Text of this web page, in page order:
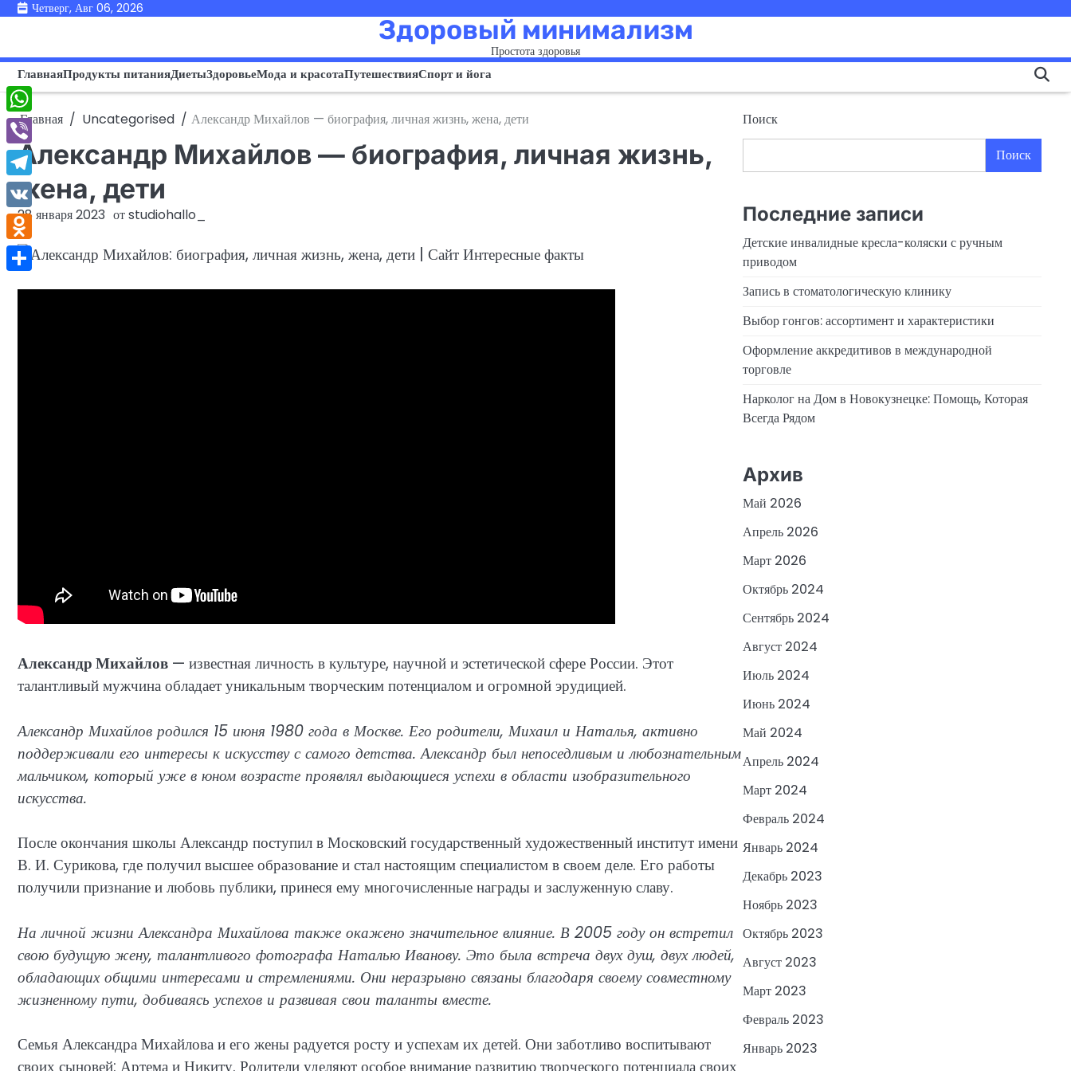
ПерейтиЧетверг, Авг 06, 2026
Здоровый минимализм
Простота здоровья
ГлавнаяПродукты питанияДиетыЗдоровьеМода и красотаПутешествияСпорт и йога
Главная Uncategorised Александр Михайлов — биография, личная жизнь, жена, дети
Александр Михайлов — биография, личная жизнь,
жена, дети
28 января 2023 отstudiohallo_
Александр Михайлов — известная личность в культуре, научной и эстетической сфере России. Этот
талантливый мужчина обладает уникальным творческим потенциалом и огромной эрудицией.
Александр Михайлов родился 15 июня 1980 года в Москве. Его родители, Михаил и Наталья, активно
поддерживали его интересы к искусству с самого детства. Александр был непоседливым и любознательным
мальчиком, который уже в юном возрасте проявлял выдающиеся успехи в области изобразительного
искусства.
После окончания школы Александр поступил в Московский государственный художественный институт имени
В. И. Сурикова, где получил высшее образование и стал настоящим специалистом в своем деле. Его работы
получили признание и любовь публики, принеся ему многочисленные награды и заслуженную славу.
На личной жизни Александра Михайлова также окажено значительное влияние. В 2005 году он встретил
свою будущую жену, талантливого фотографа Наталью Иванову. Это была встреча двух душ, двух людей,
обладающих общими интересами и стремлениями. Они неразрывно связаны благодаря своему совместному
жизненному пути, добиваясь успехов и развивая свои таланты вместе.
Семья Александра Михайлова и его жены радуется росту и успехам их детей. Они заботливо воспитывают
Поиск
Поиск
Последние записи
Детские инвалидные кресла-коляски с ручным
приводом
Запись в стоматологическую клинику
Выбор гонгов: ассортимент и характеристики
Оформление аккредитивов в международной
торговле
Нарколог на Дом в Новокузнецке: Помощь, Которая
Всегда Рядом
Архив
Май 2026
Апрель 2026
Март 2026
Октябрь 2024
Сентябрь 2024
Август 2024
Июль 2024
Июнь 2024
Май 2024
Апрель 2024
Март 2024
Февраль 2024
Январь 2024
Декабрь 2023
Ноябрь 2023
Октябрь 2023
Август 2023
Март 2023
Февраль 2023
Январь 2023
WhatsApp
Viber
Telegram
VK
Odnoklassniki